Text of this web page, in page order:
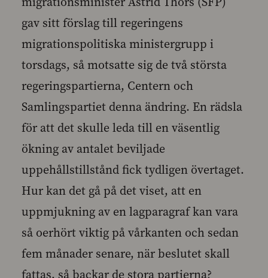
gav sitt förslag till regeringens
migrationspolitiska ministergrupp i
torsdags, så motsatte sig de två största
regeringspartierna, Centern och
Samlingspartiet denna ändring. En rädsla
för att det skulle leda till en väsentlig
ökning av antalet beviljade
uppehållstillstånd fick tydligen övertaget.
Hur kan det gå på det viset, att en
uppmjukning av en lagparagraf kan vara
så oerhört viktig på vårkanten och sedan
fem månader senare, när beslutet skall
fattas, så backar de stora partierna?